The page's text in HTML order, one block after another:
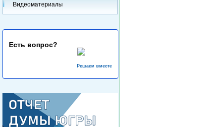
Видеоматериалы
Есть вопрос?
Решаем вместе